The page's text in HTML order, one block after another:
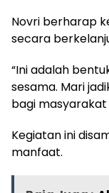
Novri berharap
secara
“Ini adalah
sesama. Mari
bagi masyarakat
Kegiatan ini
manfaat.